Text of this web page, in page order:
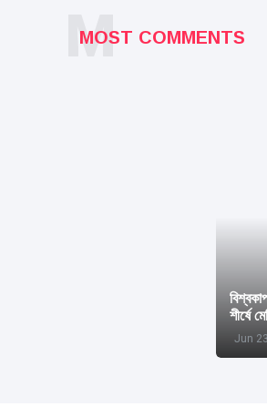
MOST COMMENTS
M
শীর্ষে
Jun 23